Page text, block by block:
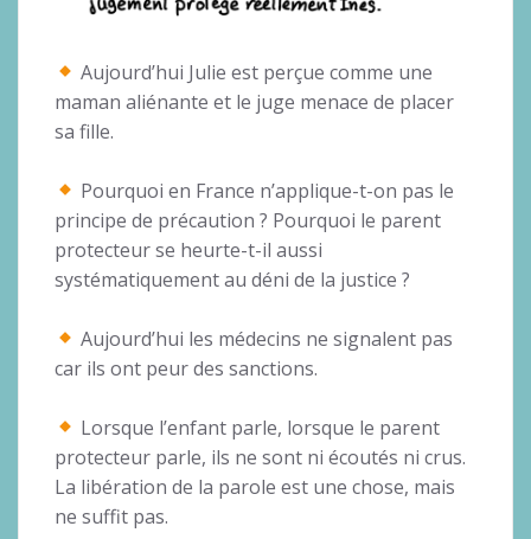
Aujourd’hui Julie est perçue comme une
maman aliénante et le juge menace de placer
sa fille.
Pourquoi en France n’applique-t-on pas le
principe de précaution ? Pourquoi le parent
protecteur se heurte-t-il aussi
systématiquement au déni de la justice ?
Aujourd’hui les médecins ne signalent pas
car ils ont peur des sanctions.
Lorsque l’enfant parle, lorsque le parent
protecteur parle, ils ne sont ni écoutés ni crus.
La libération de la parole est une chose, mais
ne suffit pas.